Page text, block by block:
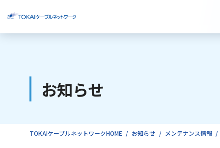
ご利用中のお客様
お知らせ
TOKAIケーブルネットワークHOME お知らせ メンテナンス情報